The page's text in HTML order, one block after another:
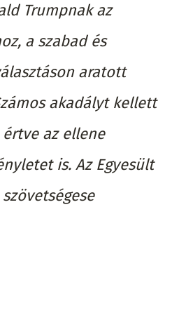
Trumpnak az
a szabad és
aratott
akadályt kellett
az ellene
is. Az Egyesült